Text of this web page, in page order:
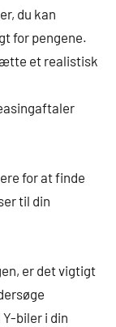
du kan
for pengene.
et realistisk
for at finde
til din
er det vigtigt
biler i din